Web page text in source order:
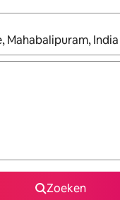
beschikbaar
Zoeken